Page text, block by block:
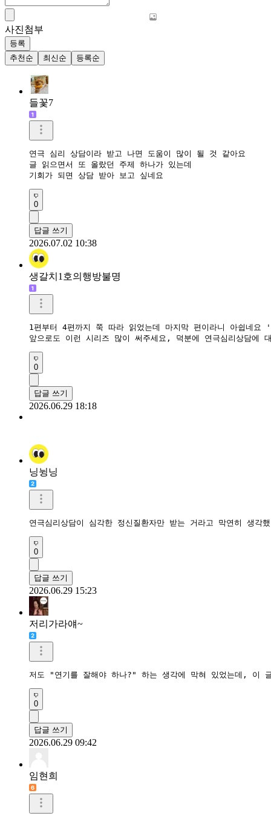
사진첨부
등록
추천순
최신순 등록순
들꽃7
연극 심리 상담이라 받고 나면 도움이 많이 될 것 같아요
글 읽으면서 또 올랐던 주제 하나가 있는데
기회가 되면 상담 받아 보고 싶네요
0
답글 쓰기
2026.07.02 10:38
생갈치1호의행방불명
1편부터 4편까지 쭉 따라 읽었는데 마지막 편이라니 아쉽네
앞으로도 이런 시리즈 많이 써주세요, 덕분에 연극심리상담에
0
답글 쓰기
2026.06.29 18:18
닝뉭닝
연극심리상담이 심각한 정신질환자만 받는 거라고 막연히 생
0
답글 쓰기
2026.06.29 15:23
저리가라얘~
저도 "연기를 잘해야 하나?" 하는 생각에 막혀 있었는데, 이
0
답글 쓰기
2026.06.29 09:42
임현희